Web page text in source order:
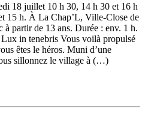
18 juillet 10 h 30, 14 h 30 et 16 h
15 h. À La Chap’L, Ville-Close de
partir de 13 ans. Durée : env. 1 h.
in tenebris Vous voilà propulsé
êtes le héros. Muni d’une
sillonnez le village à (…)